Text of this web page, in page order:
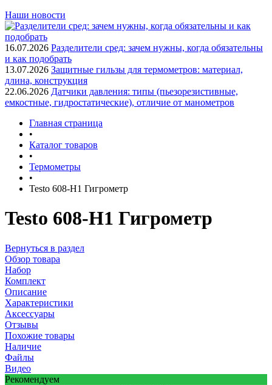
Наши новости
16.07.2026 Разделители сред: зачем нужны, когда обязательны
и как подобрать
13.07.2026 Защитные гильзы для термометров: материал,
длина, конструкция
22.06.2026 Датчики давления: типы (пьезорезистивные,
емкостные, гидростатические), отличие от манометров
Главная страница
•
Каталог товаров
•
Термометры
•
Testo 608-Н1 Гигрометр
Testo 608-Н1 Гигрометр
Вернуться в раздел
Обзор товара
Набор
Комплект
Описание
Характеристики
Аксессуары
Отзывы
Похожие товары
Наличие
Файлы
Видео
Рекомендуем